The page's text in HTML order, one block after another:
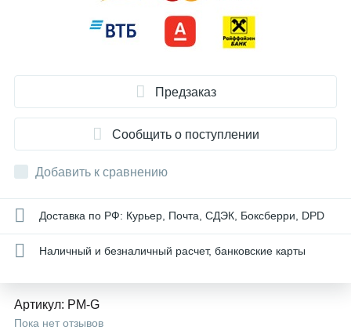
Предзаказ
Сообщить о поступлении
Добавить к сравнению
Доставка по РФ: Курьер, Почта, СДЭК, Боксберри, DPD
Наличный и безналичный расчет, банковские карты
Артикул: PM-G
Пока нет отзывов